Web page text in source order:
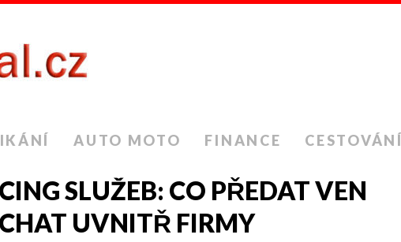
AUTO MOTO FINANCE CESTOVÁNÍ
SLUŽEB: CO PŘEDAT VEN
UVNITŘ FIRMY